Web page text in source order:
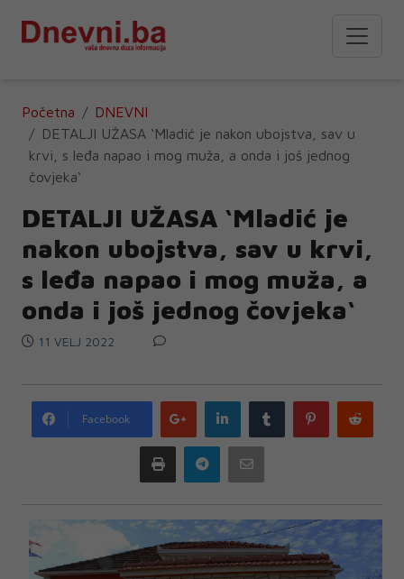
Početna
DNEVNI
DETALJI UŽASA ‘Mladić je nakon ubojstva, sav u
krvi, s leđa napao i mog muža, a onda i još jednog
čovjeka‘
DETALJI UŽASA ‘Mladić je
nakon ubojstva, sav u krvi,
s leđa napao i mog muža, a
onda i još jednog čovjeka‘
11 VELJ 2022
Facebook
Google
plus
LinkedIn Tumblr Pinterest
Print Telegram